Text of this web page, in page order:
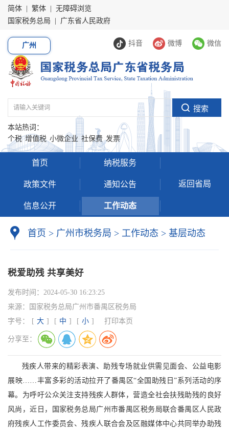
简体 繁体
无障碍浏览
国家税务总局
广东省人民政府
抖音 微博 微信
广州
本站热词：
个税 增值税 小微企业 社保费 发票
首页 纳税服务
政策文件 通知公告
信息公开 工作动态
返回省局
首页 > 广州市税务局 > 工作动态 > 基层动态
税爱助残 共享美好
发布时间： 2024-05-30 16:23:25
来源：
国家税务总局广州市番禺区税务局
字号：
[ 大 ] [ 中 ] [ 小 ] 打印本页
分享至：
残疾人带来的精彩表演、助残专场就业供需见面会、公益电影
展映……丰富多彩的活动拉开了番禺区“全国助残日”系列活动的序
幕。为呼吁公众关注支持残疾人群体，营造全社会扶残助残的良好
风尚，近日，国家税务总局广州市番禺区税务局联合番禺区人民政
府残疾人工作委员会、残疾人联合会及区融媒体中心共同举办助残